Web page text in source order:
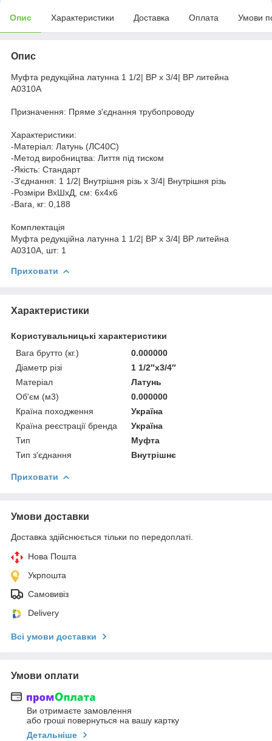
Опис Характеристики Доставка Оплата Умови
Опис
Муфта редукційна латунна 1 1/2| ВР х 3/4| ВР литейна
А0310А
Призначення: Пряме з'єднання трубопроводу
Характеристики:
-Матеріал: Латунь (ЛС40С)
-Метод виробництва: Лиття під тиском
-Якість: Стандарт
-З'єднання: 1 1/2| Внутрішня різь х 3/4| Внутрішня різь
-Розміри ВхШхД, см: 6х4х6
-Вага, кг: 0,188
Комплектація
Муфта редукційна латунна 1 1/2| ВР х 3/4| ВР литейна
А0310А, шт: 1
Приховати
Характеристики
Користувальницькі характеристики
Вага брутто (кг.)
0.000000
Діаметр різі
1 1/2″х3/4″
Матеріал
Латунь
Об'єм (м3)
0.000000
Країна походження
Україна
Країна реєстрації бренда
Україна
Тип
Муфта
Тип з'єднання
Внутрішнє
Приховати
Умови доставки
Доставка здійснюється тільки по передоплаті.
Нова Пошта
Укрпошта
Самовивіз
Delivery
Всі умови доставки
Умови оплати
Ви отримаєте замовлення
або гроші повернуться на вашу картку
Детальніше